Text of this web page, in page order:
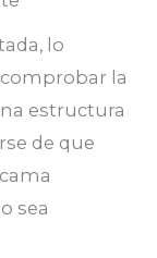
lo
la
estructura
de que
sea